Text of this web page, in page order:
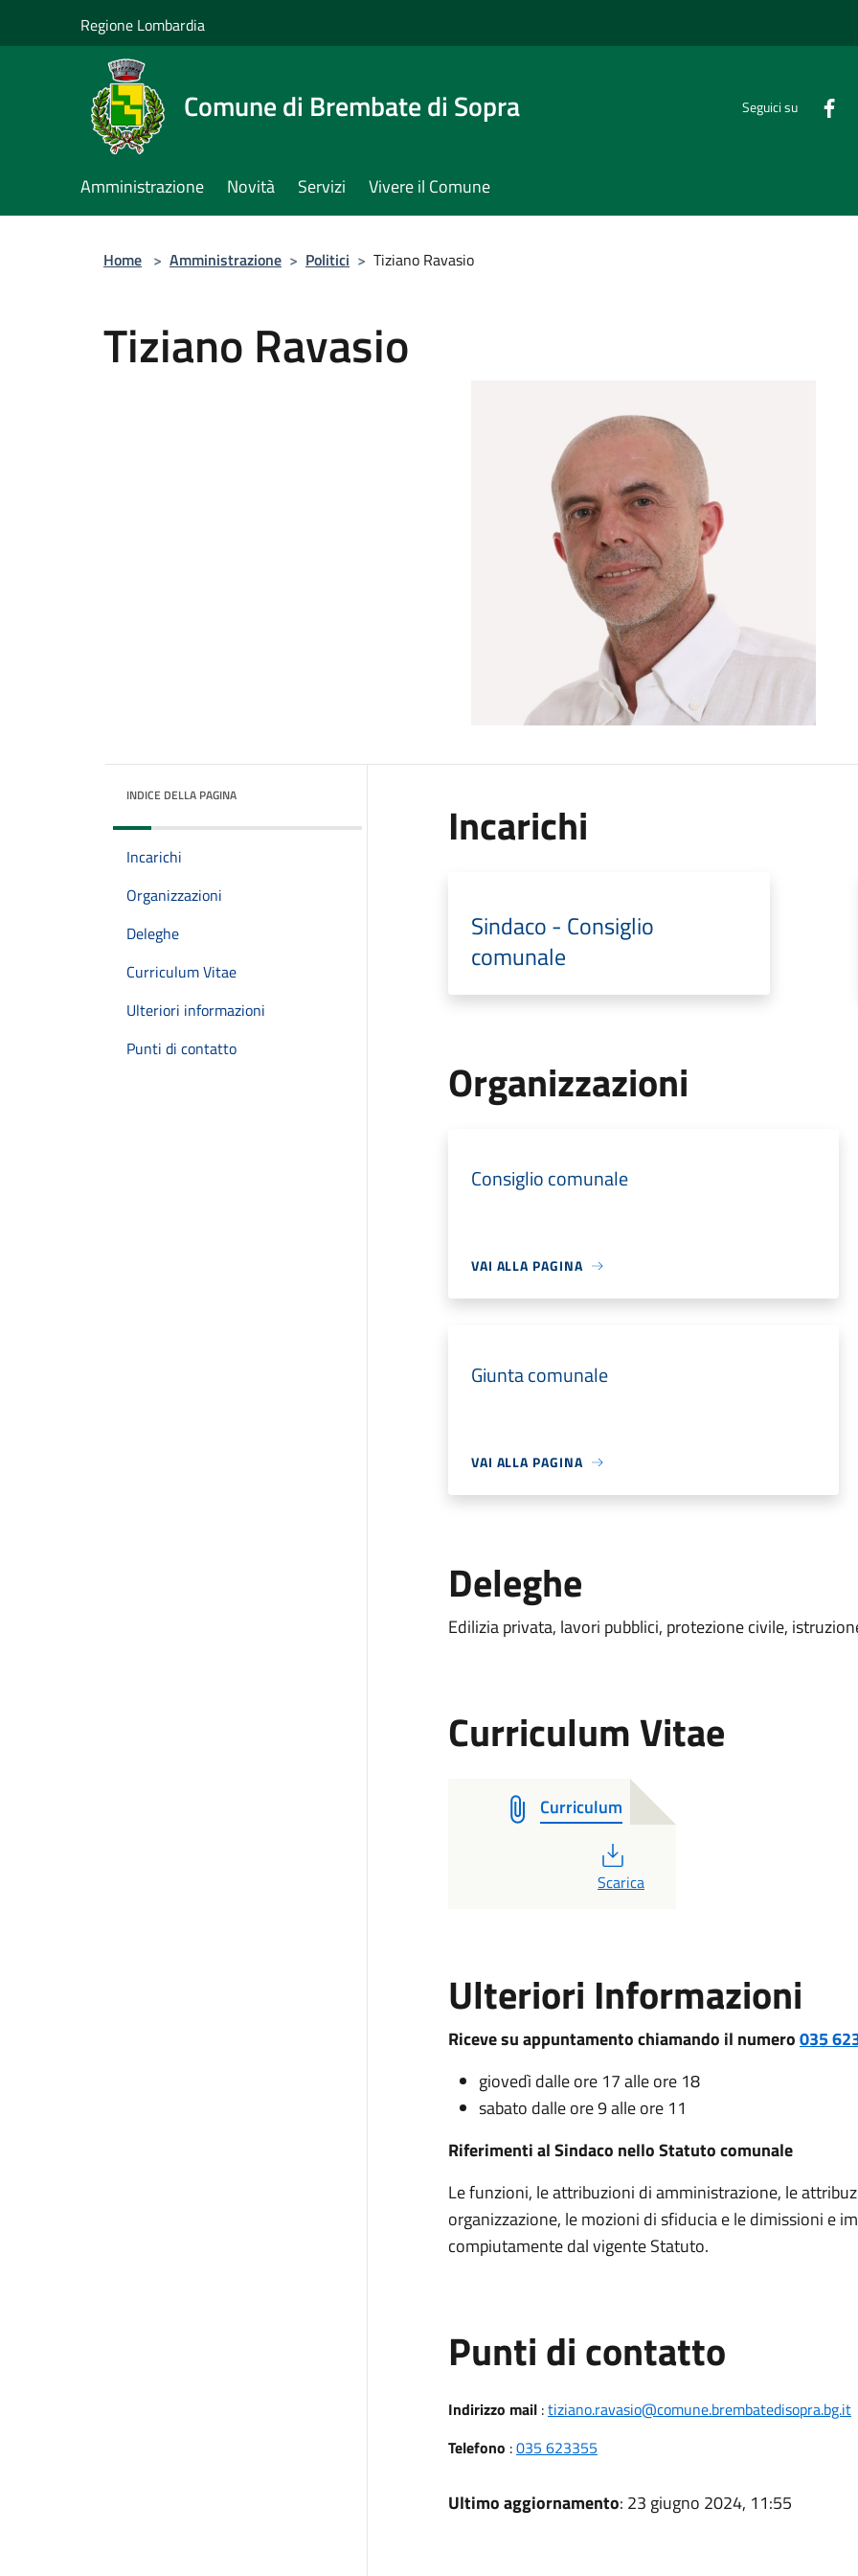
Regione Lombardia
Comune di Brembate di Sopra Seguici su
Amministrazione Novità Servizi Vivere il Comune
Home > Amministrazione > Politici > Tiziano Ravasio
Tiziano Ravasio
INDICE DELLA PAGINA
Incarichi
Organizzazioni
Deleghe
Curriculum Vitae
Ulteriori informazioni
Punti di contatto
Incarichi
Sindaco - Consiglio
comunale
Organizzazioni
Consiglio comunale
VAI ALLA PAGINA
Giunta comunale
VAI ALLA PAGINA
Deleghe
Edilizia privata, lavori pubblici, protezione civile,
Curriculum Vitae
Curriculum
PDF
Scarica
Ulteriori Informazioni
Riceve su appuntamento chiamando il numero035
giovedì dalle ore 17 alle ore 18
sabato dalle ore 9 alle ore 11
Riferimenti al Sindaco nello Statuto comunale
Le funzioni, le attribuzioni di amministrazione, le
organizzazione, le mozioni di sfiducia e le dimissioni e
compiutamente dal vigente Statuto.
Punti di contatto
Indirizzo mail:tiziano.ravasio@comune.brembatedisopra.bg.it
Telefono :035 623355
Ultimo aggiornamento: 23 giugno 2024, 11:55